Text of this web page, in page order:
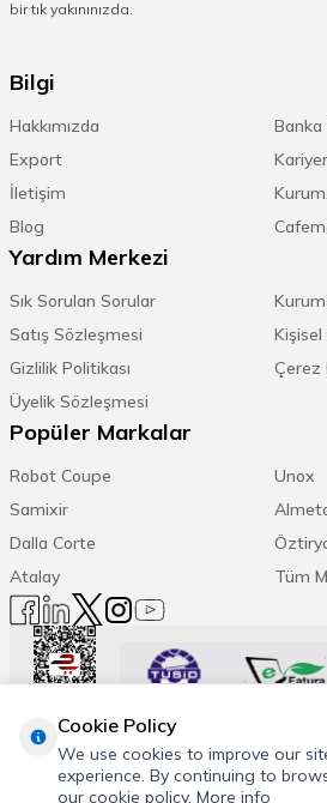
bir tık yakınınızda.
Bilgi
Hakkımızda
Export
Kariyer
İletişim
Blog
Yardım Merkezi
Sık Sorulan Sorular
Satış Sözleşmesi
Kişisel
Gizlilik Politikası
Çerez
Üyelik Sözleşmesi
Popüler Markalar
Robot Coupe
Unox
Samixir
Dalla Corte
Atalay
Tüm
Trend Etiketler:
Espresso Makinesi Kahve Öğütücü
Cookie Policy
We use cookies to improve our
experience. By continuing to
our cookie policy. More info